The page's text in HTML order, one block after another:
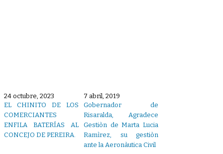
24 octubre, 2023
EL CHINITO DE LOS
COMERCIANTES
ENFILA BATERÍAS AL
CONCEJO DE PEREIRA.
7 abril, 2019
Gobernador de
Risaralda, Agradece
Gestiòn de Marta Lucia
Ramìrez, su gestiòn
ante la Aeronàutica Civil